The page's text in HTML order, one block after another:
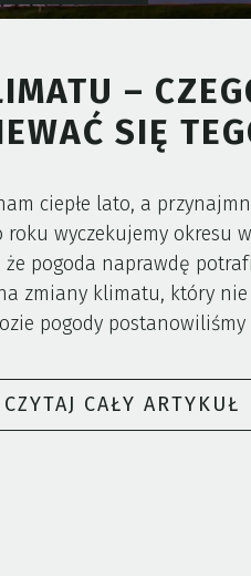
–
SIĘ
ciepłe lato, a
wyczekujemy okresu
pogoda naprawdę
zmiany klimatu, który
pogody
CZYTAJ CAŁY ARTYKUŁ